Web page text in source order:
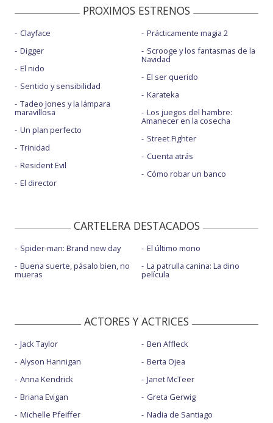
PROXIMOS ESTRENOS
Clayface
Digger
El nido
Sentido y sensibilidad
Tadeo Jones y la lámpara
maravillosa
Un plan perfecto
Trinidad
Resident Evil
El director
Prácticamente magia 2
Scrooge y los fantasmas de la
Navidad
El ser querido
Karateka
Los juegos del hambre:
Amanecer en la cosecha
Street Fighter
Cuenta atrás
Cómo robar un banco
CARTELERA DESTACADOS
Spider-man: Brand new day
Buena suerte, pásalo bien, no
mueras
El último mono
La patrulla canina: La dino
película
ACTORES Y ACTRICES
Jack Taylor
Alyson Hannigan
Anna Kendrick
Briana Evigan
Michelle Pfeiffer
Ben Affleck
Berta Ojea
Janet McTeer
Greta Gerwig
Nadia de Santiago